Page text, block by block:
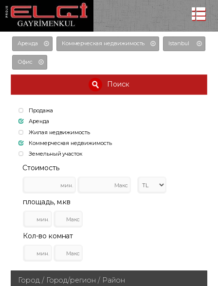
Аренда Коммерческая недвижимость Istanbul
Офис
Поиск
Продажа
Аренда
Жилая недвижимость
Коммерческая недвижимость
Земельный участок
Стоимость
площадь, м.кв
Кол-во комнат
Город / Город/регион / Район